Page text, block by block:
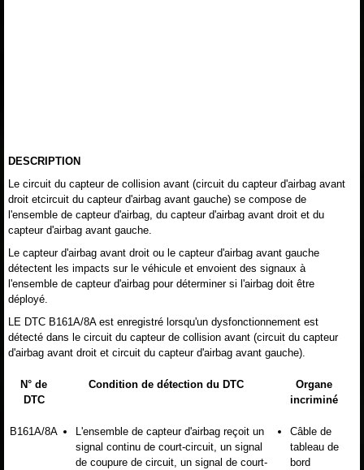
DESCRIPTION
Le circuit du capteur de collision avant (circuit du capteur d'airbag avant
droit etcircuit du capteur d'airbag avant gauche) se compose de
l'ensemble de capteur d'airbag, du capteur d'airbag avant droit et du
capteur d'airbag avant gauche.
Le capteur d'airbag avant droit ou le capteur d'airbag avant gauche
détectent les impacts sur le véhicule et envoient des signaux à
l'ensemble de capteur d'airbag pour déterminer si l'airbag doit être
déployé.
LE DTC B161A/8A est enregistré lorsqu'un dysfonctionnement est
détecté dans le circuit du capteur de collision avant (circuit du capteur
d'airbag avant droit et circuit du capteur d'airbag avant gauche).
N° de
DTC
Condition de détection du DTC
Organe
incriminé
B161A/8A
L'ensemble de capteur d'airbag reçoit un
signal continu de court-circuit, un signal
de coupure de circuit, un signal de court-
Câble de
tableau de
bord